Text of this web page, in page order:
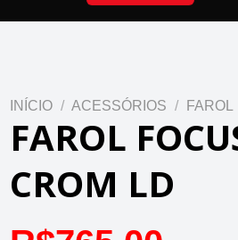
INÍCIO / ACESSÓRIOS / FAROL
FAROL
CROM LD